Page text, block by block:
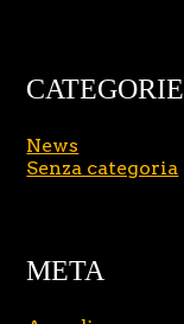
CATEGORIE
News
Senza categoria
META